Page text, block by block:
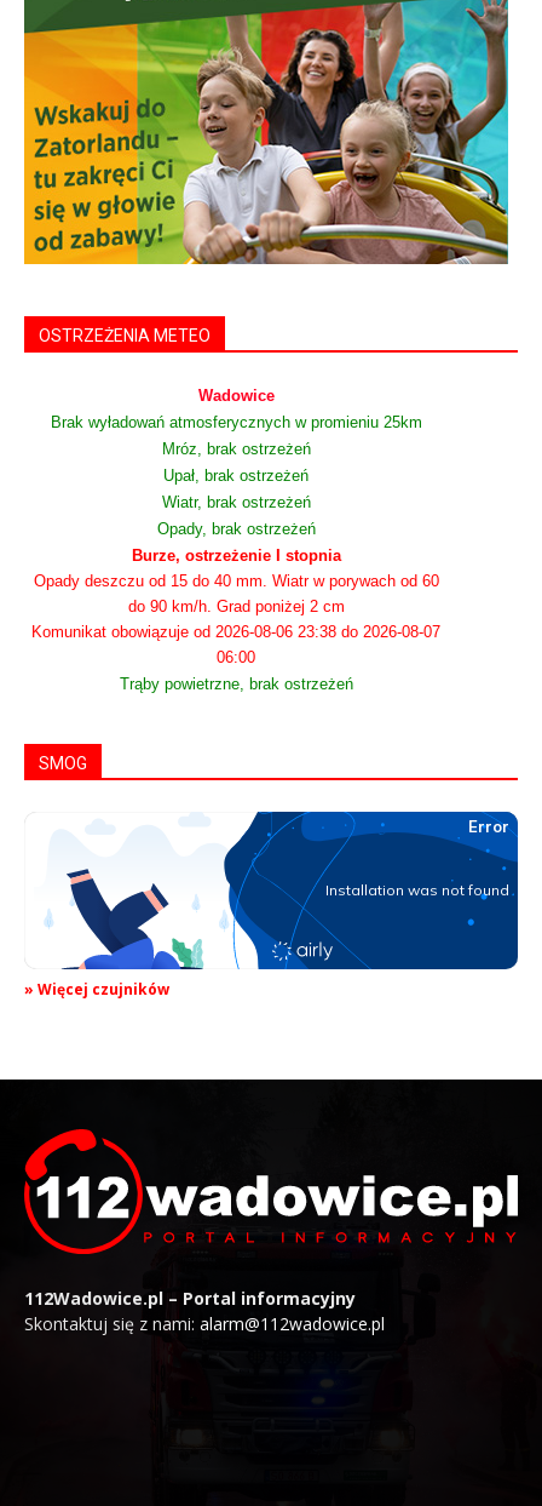
OSTRZEŻENIA METEO
Wadowice
Brak wyładowań atmosferycznych w promieniu 25km
Mróz, brak ostrzeżeń
Upał, brak ostrzeżeń
Wiatr, brak ostrzeżeń
Opady, brak ostrzeżeń
Burze, ostrzeżenie I stopnia
Opady deszczu od 15 do 40 mm. Wiatr w porywach od 60
do 90 km/h. Grad poniżej 2 cm
Komunikat obowiązuje od 2026-08-06 23:38 do 2026-08-07
06:00
Trąby powietrzne, brak ostrzeżeń
SMOG
» Więcej czujników
112Wadowice.pl – Portal informacyjny
Skontaktuj się z nami: alarm@112wadowice.pl